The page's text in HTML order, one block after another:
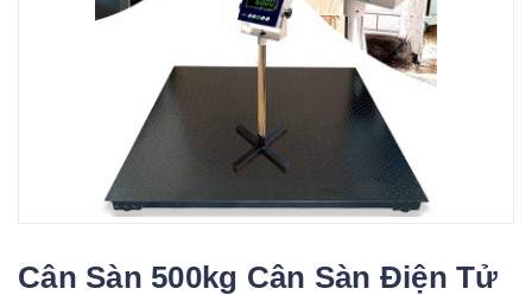
Cân Sàn 500kg Cân Sàn Điện Tử